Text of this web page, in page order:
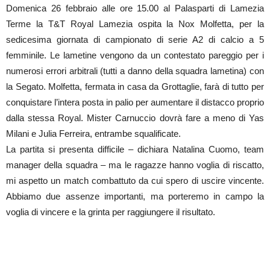
Domenica 26 febbraio alle ore 15.00 al Palasparti di Lamezia
Terme la T&T Royal Lamezia ospita la Nox Molfetta, per la
sedicesima giornata di campionato di serie A2 di calcio a 5
femminile. Le lametine vengono da un contestato pareggio per i
numerosi errori arbitrali (tutti a danno della squadra lametina) con
la Segato. Molfetta, fermata in casa da Grottaglie, farà di tutto per
conquistare l’intera posta in palio per aumentare il distacco proprio
dalla stessa Royal. Mister Carnuccio dovrà fare a meno di Yas
Milani e Julia Ferreira, entrambe squalificate.
La partita si presenta difficile – dichiara Natalina Cuomo, team
manager della squadra – ma le ragazze hanno voglia di riscatto,
mi aspetto un match combattuto da cui spero di uscire vincente.
Abbiamo due assenze importanti, ma porteremo in campo la
voglia di vincere e la grinta per raggiungere il risultato.